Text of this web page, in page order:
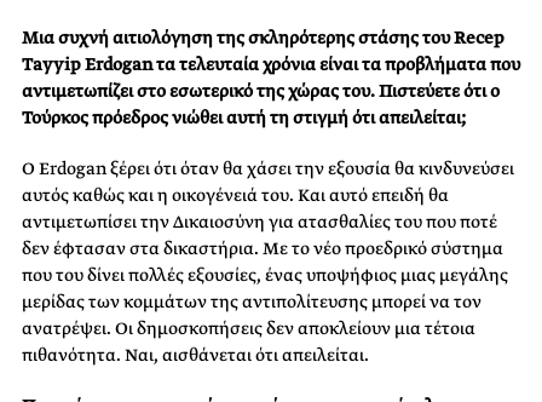
Μια συχνή αιτιολόγηση της σκληρότερης στάσης του Recep
Tayyip Erdogan τα τελευταία χρόνια είναι τα προβλήματα που
αντιμετωπίζει στο εσωτερικό της χώρας του. Πιστεύετε ότι ο
Τούρκος πρόεδρος νιώθει αυτή τη στιγμή ότι απειλείται;
Ο Erdogan ξέρει ότι όταν θα χάσει την εξουσία θα κινδυνεύσει
αυτός καθώς και η οικογένειά του. Και αυτό επειδή θα
αντιμετωπίσει την Δικαιοσύνη για ατασθαλίες του που ποτέ
δεν έφτασαν στα δικαστήρια. Με το νέο προεδρικό σύστημα
που του δίνει πολλές εξουσίες, ένας υποψήφιος μιας μεγάλης
μερίδας των κομμάτων της αντιπολίτευσης μπορεί να τον
ανατρέψει. Οι δημοσκοπήσεις δεν αποκλείουν μια τέτοια
πιθανότητα. Ναι, αισθάνεται ότι απειλείται.